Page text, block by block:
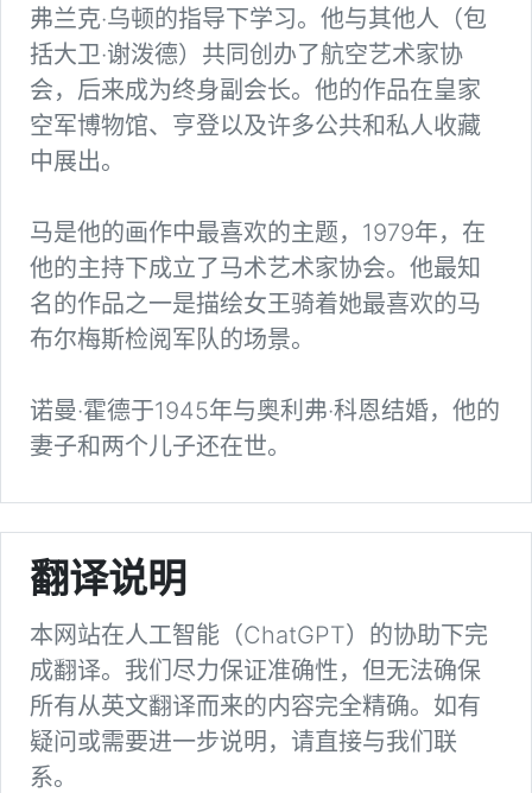
弗兰克·乌顿的指导下学习。他与其他人（包
括大卫·谢泼德）共同创办了航空艺术家协
会，后来成为终身副会长。他的作品在皇家
空军博物馆、亨登以及许多公共和私人收藏
中展出。
马是他的画作中最喜欢的主题，1979年，在
他的主持下成立了马术艺术家协会。他最知
名的作品之一是描绘女王骑着她最喜欢的马
布尔梅斯检阅军队的场景。
诺曼·霍德于1945年与奥利弗·科恩结婚，他的
妻子和两个儿子还在世。
翻译说明
本网站在人工智能（ChatGPT）的协助下完
成翻译。我们尽力保证准确性，但无法确保
所有从英文翻译而来的内容完全精确。如有
疑问或需要进一步说明，请直接与我们联
系。